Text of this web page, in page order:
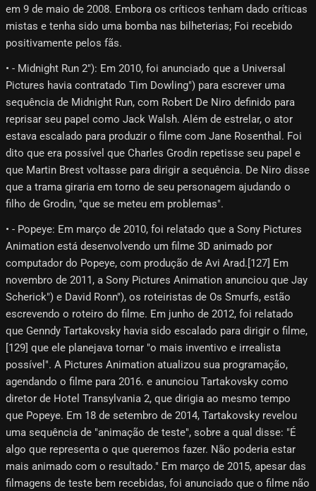
em 9 de maio de 2008. Embora os críticos tenham dado críticas
mistas e tenha sido uma bomba nas bilheterias; Foi recebido
positivamente pelos fãs.
• - Midnight Run 2"): Em 2010, foi anunciado que a Universal
Pictures havia contratado Tim Dowling") para escrever uma
sequência de Midnight Run, com Robert De Niro definido para
reprisar seu papel como Jack Walsh. Além de estrelar, o ator
estava escalado para produzir o filme com Jane Rosenthal. Foi
dito que era possível que Charles Grodin repetisse seu papel e
que Martin Brest voltasse para dirigir a sequência. De Niro disse
que a trama giraria em torno de seu personagem ajudando o
filho de Grodin, "que se meteu em problemas".
• - Popeye: Em março de 2010, foi relatado que a Sony Pictures
Animation está desenvolvendo um filme 3D animado por
computador do Popeye, com produção de Avi Arad.[127] Em
novembro de 2011, a Sony Pictures Animation anunciou que Jay
Scherick") e David Ronn"), os roteiristas de Os Smurfs, estão
escrevendo o roteiro do filme. Em junho de 2012, foi relatado
que Genndy Tartakovsky havia sido escalado para dirigir o filme,
[129]​ que ele planejava tornar "o mais inventivo e irrealista
possível". A Pictures Animation atualizou sua programação,
agendando o filme para 2016. e anunciou Tartakovsky como
diretor de Hotel Transylvania 2, que dirigia ao mesmo tempo
que Popeye. Em 18 de setembro de 2014, Tartakovsky revelou
uma sequência de "animação de teste", sobre a qual disse: "É
algo que representa o que queremos fazer. Não poderia estar
mais animado com o resultado." Em março de 2015, apesar das
filmagens de teste bem recebidas, foi anunciado que o filme não